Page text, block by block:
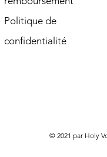
Politique de
confidentialité
© 2021 par Holy